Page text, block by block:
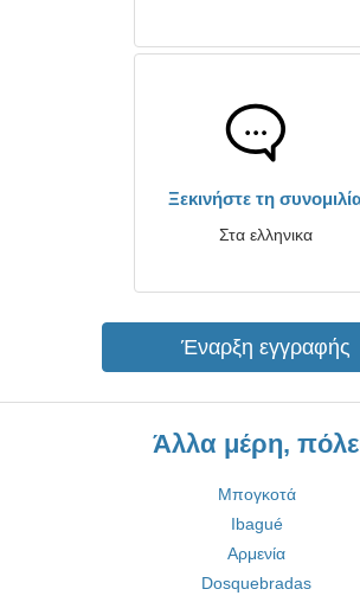
Ξεκινήστε τη
Στα ελληνικα
Έναρξη εγγραφής
Άλλα μέρη,
Μπογκοτά
Ibagué
Αρμενία
Dosquebradas